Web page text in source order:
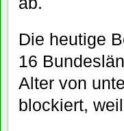
Die heutige
16
Alter von
blockiert,